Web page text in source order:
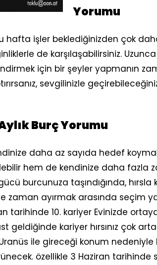
Yorumu
hafta işler beklediğinizden çok
de karşılaşabilirsiniz.
için bir şeyler yapmanın
sevgilinizle
Burç Yorumu
daha az sayıda hedef
hem de kendinize daha fazla
burcunuza taşındığında, hırsla
zaman ayırmak arasında seçim
tarihinde 10. kariyer Evinizde
geldiğinde kariyer hırsınız çok
ile gireceği konum nedeniyle
özellikle 3 Haziran tarihinde